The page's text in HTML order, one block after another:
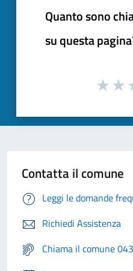
Quanto sono
su questa
Contatta il comune
Leggi le domande
Richiedi Assistenza
Chiama il comune